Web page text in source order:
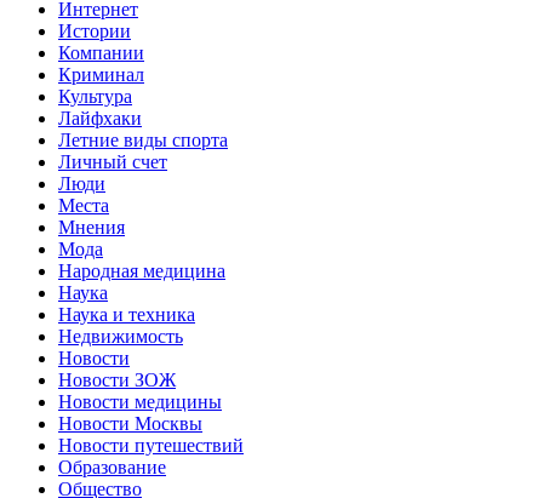
Интернет
Истории
Компании
Криминал
Культура
Лайфхаки
Летние виды спорта
Личный счет
Люди
Места
Мнения
Мода
Народная медицина
Наука
Наука и техника
Недвижимость
Новости
Новости ЗОЖ
Новости медицины
Новости Москвы
Новости путешествий
Образование
Общество